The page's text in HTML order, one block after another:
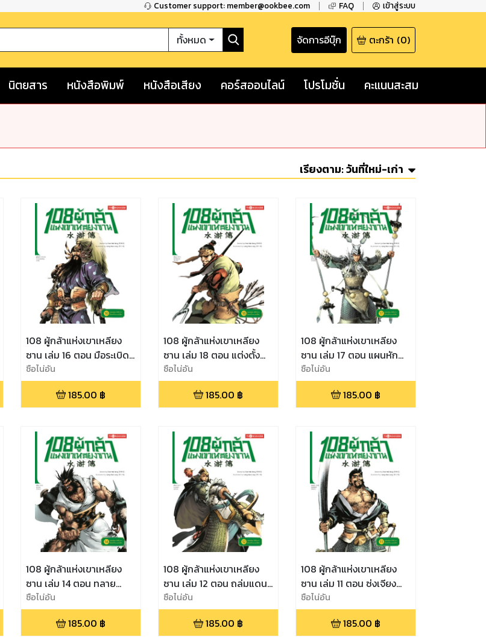
Customer support: member@ookbee.com FAQ เข้าสู่ระบบ
ทั้งหมด จัดการอีบุ๊ก ตะกร้า (0)
นิตยสาร หนังสือพิมพ์ หนังสือเสียง คอร์สออนไลน์ โปรโมชั่น คะแนนสะสม
เรียงตาม:วันที่ใหม่-เก่า
108 ผู้กล้าแห่งเขาเหลียง
ซาน เล่ม 16 ตอน มือระเบิด
เปลี่ยนฝ่าย ประมุขใหญ่สิ้น
ชีวี
ซือไน่อัน
185.00 ฿
108 ผู้กล้าแห่งเขาเหลียง
ซาน เล่ม 18 ตอน แต่งตั้ง
ประมุขใหม่ 108 ผู้กล้ารวมใจ
เป็นหนึ่ง
ซือไน่อัน
185.00 ฿
108 ผู้กล้าแห่งเขาเหลียง
ซาน เล่ม 17 ตอน แผนหัก
หลังท่านเศรษฐีหลูจวิ้นอี้
พลิกอุดมการณ์
ซือไน่อัน
185.00 ฿
108 ผู้กล้าแห่งเขาเหลียง
ซาน เล่ม 14 ตอน ทลาย
หมู่บ้านจู้ กู้ศักดิ์ศรีเขาเหลี
ยงซาน
ซือไน่อัน
185.00 ฿
108 ผู้กล้าแห่งเขาเหลียง
ซาน เล่ม 12 ตอน ถล่มแดน
ประหาร ลมพระกาฬไร้
มารดา
ซือไน่อัน
185.00 ฿
108 ผู้กล้าแห่งเขาเหลียง
ซาน เล่ม 11 ตอน ซ่งเจียง
ยอมมอบตัว โทษตัดหัวที่
เจียงโจว
ซือไน่อัน
185.00 ฿